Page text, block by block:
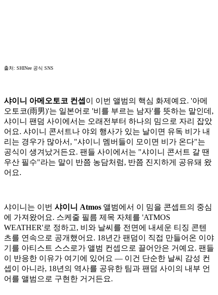
출처: SHINee 공식 SNS
샤이니 아메오토코 컨셉 이 이번 앨범의 핵심 화제예요. '아메
오토코(雨男)'는 일본어로 '비를 부르는 남자'를 뜻하는 말인데,
샤이니 팬덤 사이에서는 오래전부터 하나의 밈으로 자리 잡았
어요. 샤이니 콘서트나 야외 행사가 있는 날이면 유독 비가 내
리는 경우가 많아서, "샤이니 멤버들이 모이면 비가 온다"는
공식이 생겨났거든요. 팬들 사이에서는 "샤이니 콘서트 갈 땐
우산 필수"라는 말이 반쯤 농담처럼, 반쯤 진지하게 공유돼 왔
어요.
샤이니는 이번 샤이니 Atmos 앨범에서 이 밈을 콘셉트의 중심
에 가져왔어요. 스케줄 필름 제목 자체를 'ATMOS
WEATHER'로 정하고, 비와 날씨를 전면에 내세운 티징 콘텐
츠를 연속으로 공개했어요. 18년간 팬덤이 직접 만들어온 이야
기를 아티스트 스스로가 앨범 컨셉으로 끌어안은 거예요. 팬들
이 반응한 이유가 여기에 있어요 — 이건 단순한 날씨 감성 컨
셉이 아니라, 18년의 역사를 공유한 팀과 팬덤 사이의 내부 언
어를 앨범으로 구현한 거거든요.